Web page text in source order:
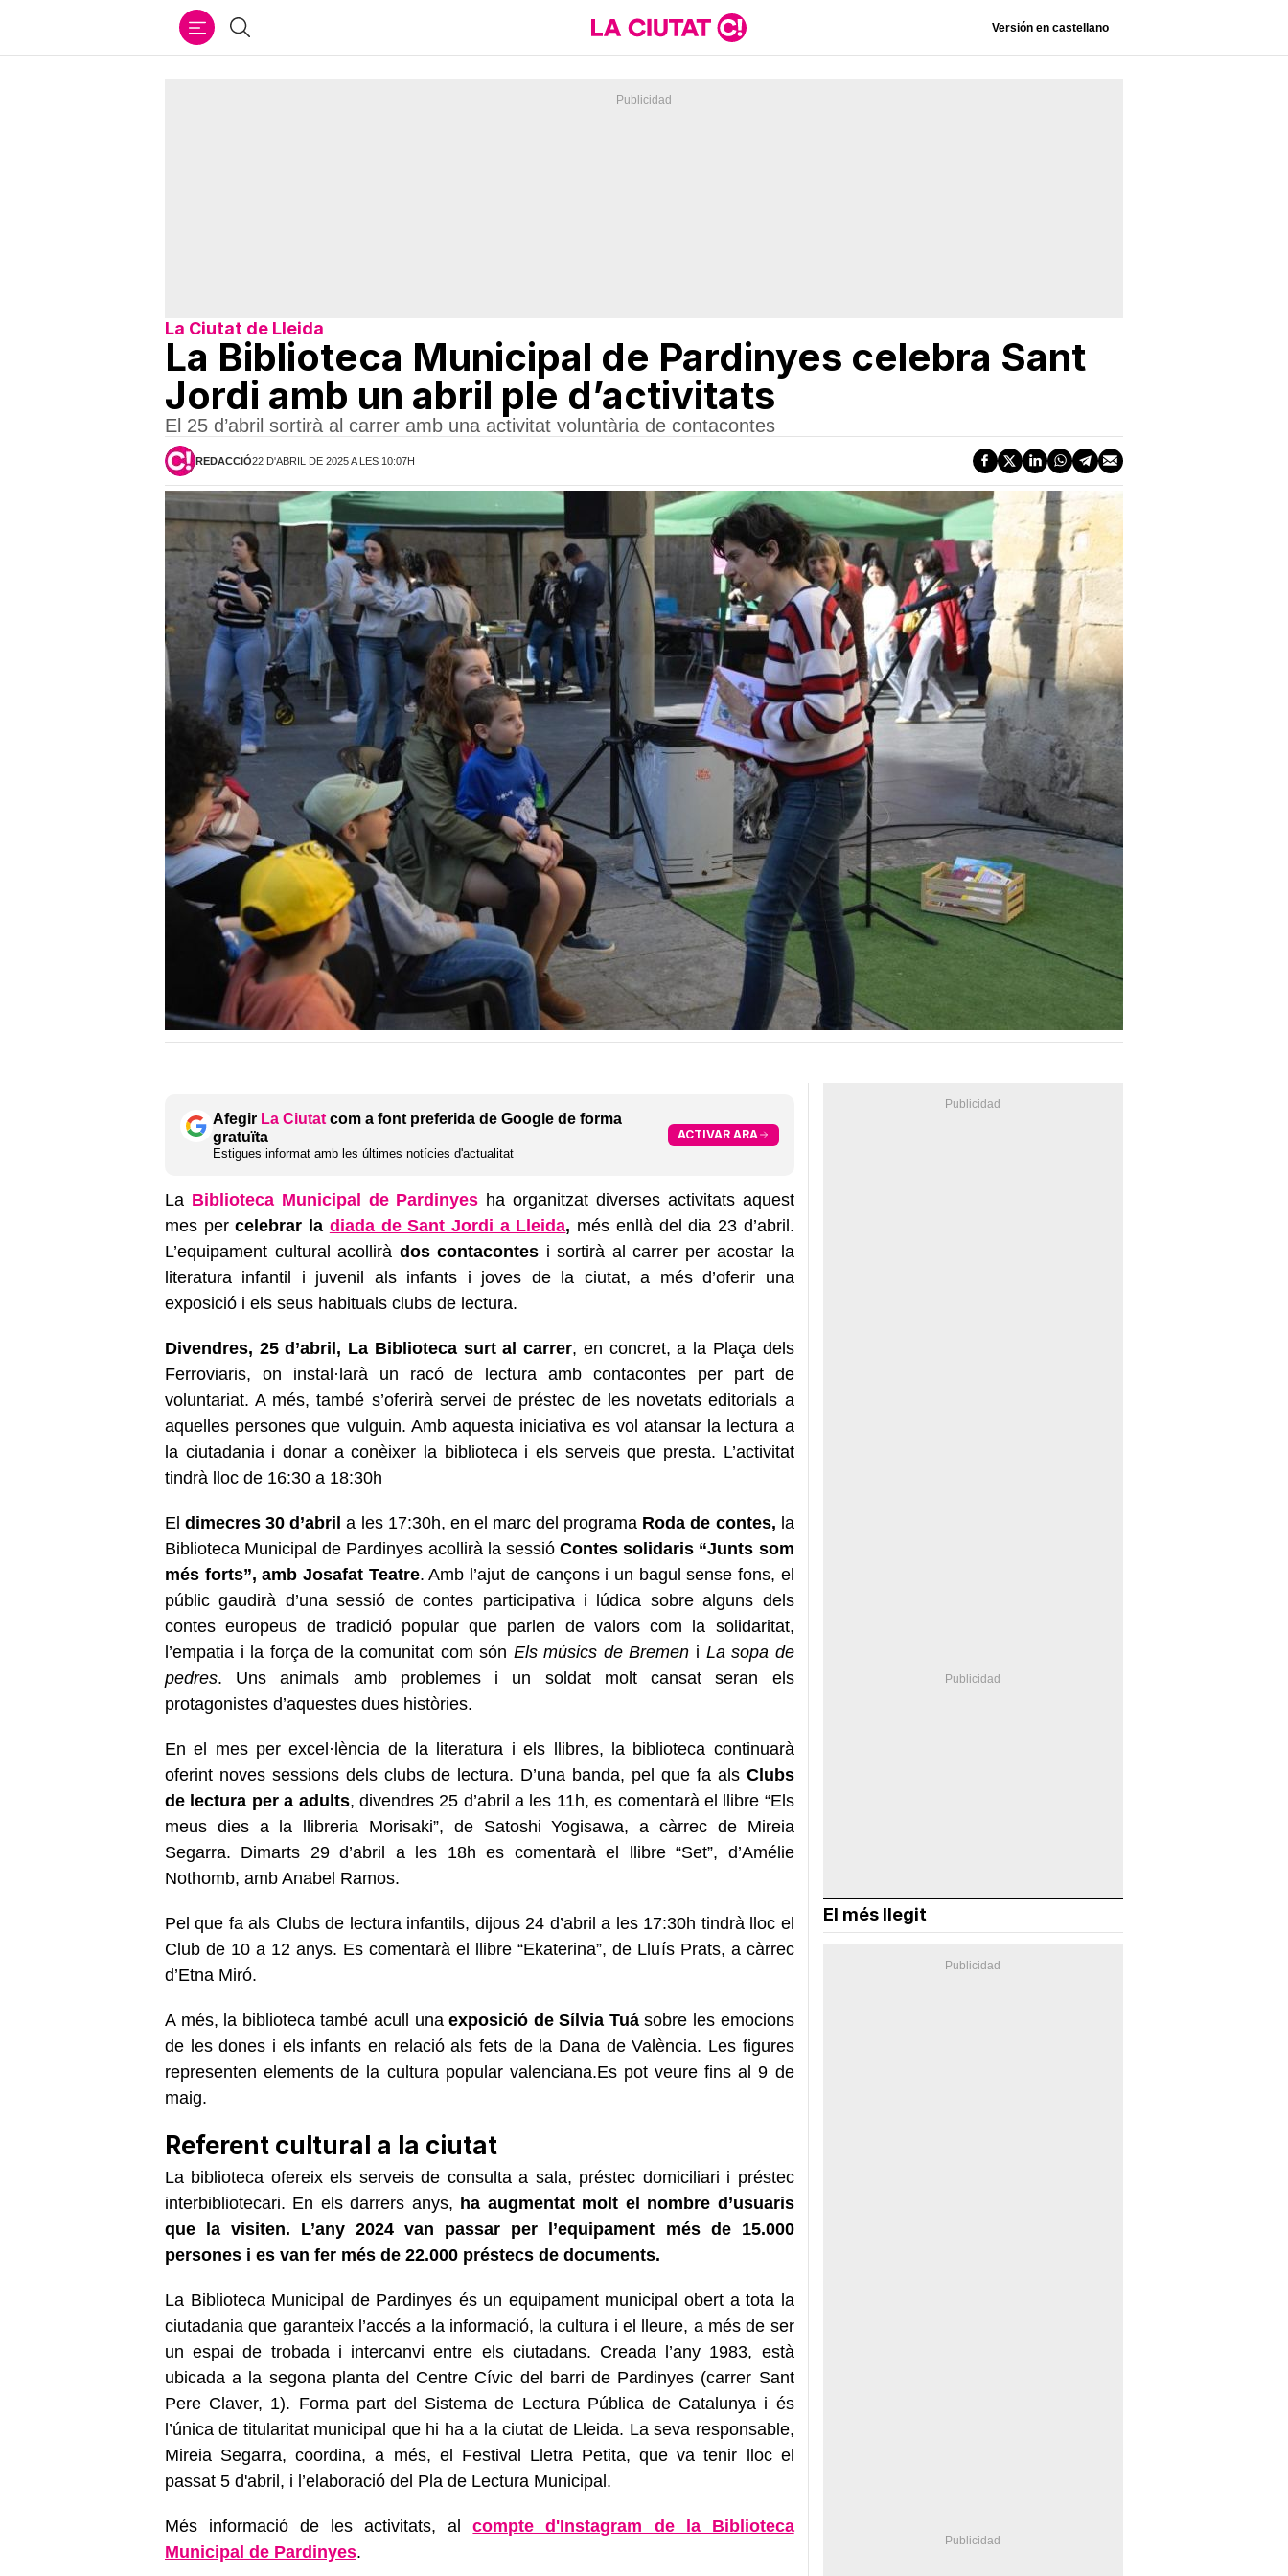
Cercar Versión en castellano
La Ciutat de Lleida
La Biblioteca Municipal de Pardinyes celebra Sant
Jordi amb un abril ple d’activitats
El 25 d’abril sortirà al carrer amb una activitat voluntària de contacontes
REDACCIÓ22 D'ABRIL DE 2025 A LES 10:07H
Afegir La Ciutat com a font preferida de Google de forma
gratuïta
Estigues informat amb les últimes notícies d'actualitat
ACTIVAR ARA
La Biblioteca Municipal de Pardinyes ha organitzat diverses activitats aquest
mes percelebrar la diada de Sant Jordi a Lleida, més enllà del dia 23 d’abril.
L’equipament cultural acollirà dos contacontes i sortirà al carrer per acostar la
literatura infantil i juvenil als infants i joves de la ciutat, a més d’oferir una
exposició i els seus habituals clubs de lectura.
Divendres, 25 d’abril, La Biblioteca surt al carrer, en concret, a la Plaça dels
Ferroviaris, on instal·larà un racó de lectura amb contacontes per part de
voluntariat. A més, també s’oferirà servei de préstec de les novetats editorials a
aquelles persones que vulguin. Amb aquesta iniciativa es vol atansar la lectura a
la ciutadania i donar a conèixer la biblioteca i els serveis que presta. L’activitat
tindrà lloc de 16:30 a 18:30h
Eldimecres 30 d’abril a les 17:30h, en el marc del programa Roda de contes, la
Biblioteca Municipal de Pardinyes acollirà la sessióContes solidaris “Junts som
més forts”, amb Josafat Teatre. Amb l’ajut de cançons i un bagul sense fons, el
públic gaudirà d’una sessió de contes participativa i lúdica sobre alguns dels
contes europeus de tradició popular que parlen de valors com la solidaritat,
l’empatia i la força de la comunitat com són Els músics de Bremen i La sopa de
pedres. Uns animals amb problemes i un soldat molt cansat seran els
protagonistes d’aquestes dues històries.
En el mes per excel·lència de la literatura i els llibres, la biblioteca continuarà
oferint noves sessions dels clubs de lectura. D’una banda, pel que fa als Clubs
de lectura per a adults, divendres 25 d’abril a les 11h, es comentarà el llibre “Els
meus dies a la llibreria Morisaki”, de Satoshi Yogisawa, a càrrec de Mireia
Segarra. Dimarts 29 d’abril a les 18h es comentarà el llibre “Set”, d’Amélie
Nothomb, amb Anabel Ramos.
Pel que fa als Clubs de lectura infantils, dijous 24 d’abril a les 17:30h tindrà lloc el
Club de 10 a 12 anys. Es comentarà el llibre “Ekaterina”, de Lluís Prats, a càrrec
d’Etna Miró.
A més, la biblioteca també acull unaexposició de Sílvia Tuásobre les emocions
de les dones i els infants en relació als fets de la Dana de València. Les figures
representen elements de la cultura popular valenciana.Es pot veure fins al 9 de
maig.
Referent cultural a la ciutat
La biblioteca ofereix els serveis de consulta a sala, préstec domiciliari i préstec
interbibliotecari. En els darrers anys, ha augmentat molt el nombre d’usuaris
que la visiten.
L’any 2024 van passar per l’equipament més de 15.000
persones i es van fer més de 22.000 préstecs de documents.
La Biblioteca Municipal de Pardinyes és un equipament municipal obert a tota la
ciutadania que garanteix l’accés a la informació, la cultura i el lleure, a més de ser
un espai de trobada i intercanvi entre els ciutadans. Creada l’any 1983, està
ubicada a la segona planta del Centre Cívic del barri de Pardinyes (carrer Sant
Pere Claver, 1). Forma part del Sistema de Lectura Pública de Catalunya i és
l’única de titularitat municipal que hi ha a la ciutat de Lleida. La seva responsable,
Mireia Segarra, coordina, a més, el Festival Lletra Petita, que va tenir lloc el
passat 5 d'abril, i l’elaboració del Pla de Lectura Municipal.
Més informació de les activitats, alcompte d'Instagram de la Biblioteca
Municipal de Pardinyes.
El més llegit